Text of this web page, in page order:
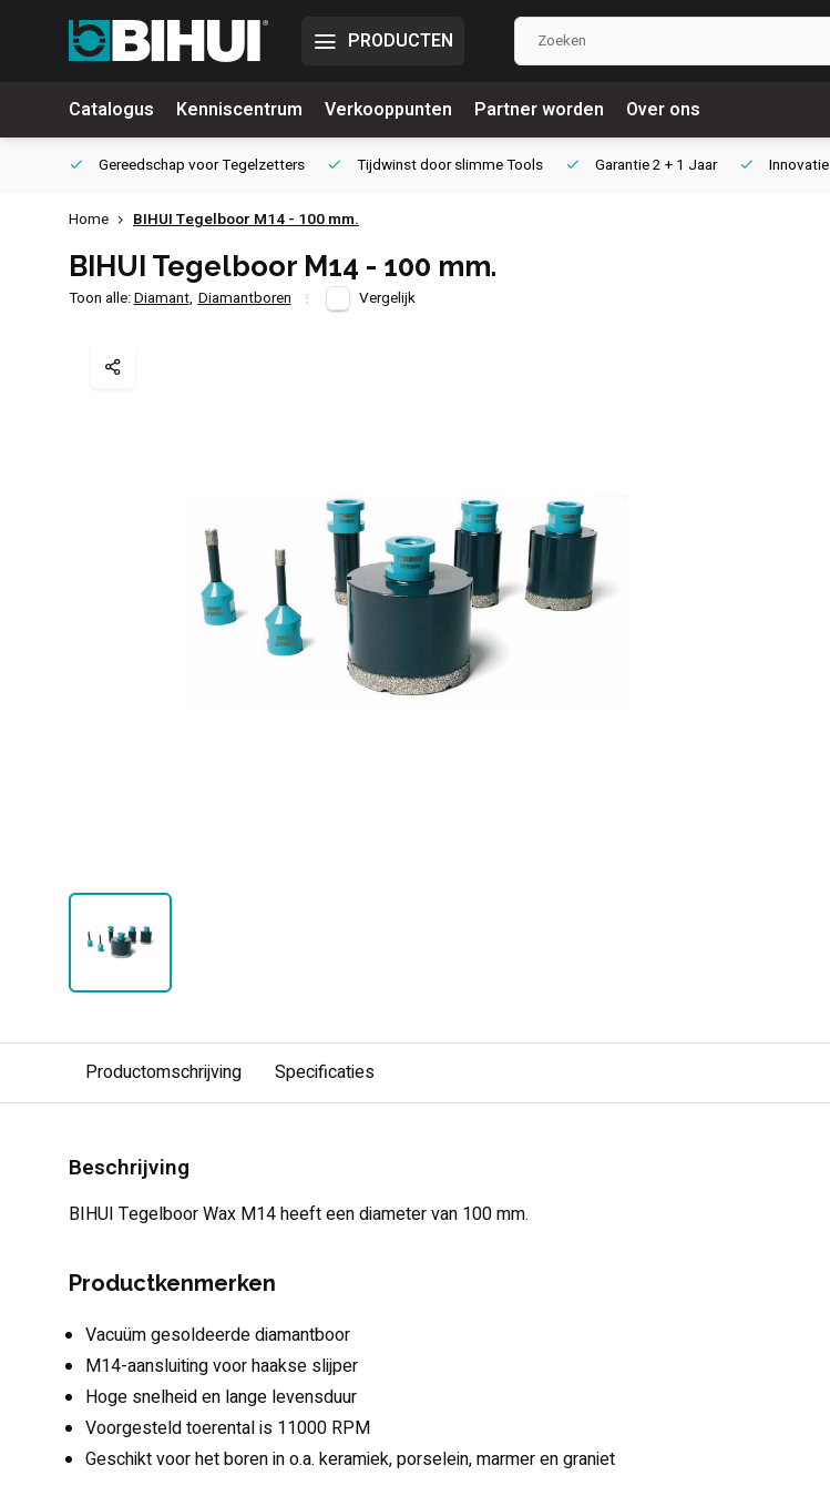
PRODUCTEN
Catalogus Kenniscentrum Verkooppunten Partner worden Over ons
Gereedschap voorTegelzetters Tijdwinst doorslimme Tools Garantie2 + 1 Jaar Innovatie
Home BIHUI Tegelboor M14 - 100 mm.
BIHUI Tegelboor M14 - 100 mm.
Toon alle:Diamant, Diamantboren Vergelijk
Productomschrijving Specificaties
Beschrijving
BIHUI Tegelboor Wax M14 heeft een diameter van 100 mm.
Productkenmerken
Vacuüm gesoldeerde diamantboor
M14-aansluiting voor haakse slijper
Hoge snelheid en lange levensduur
Voorgesteld toerental is 11000 RPM
Geschikt voor het boren in o.a. keramiek, porselein, marmer en graniet